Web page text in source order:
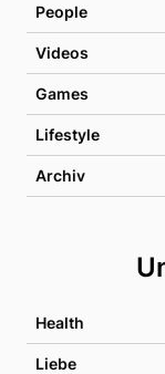
People
Videos
Games
Lifestyle
Archiv
Health
Liebe